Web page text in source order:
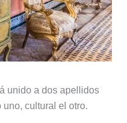
unido a dos apellidos
cultural el otro.